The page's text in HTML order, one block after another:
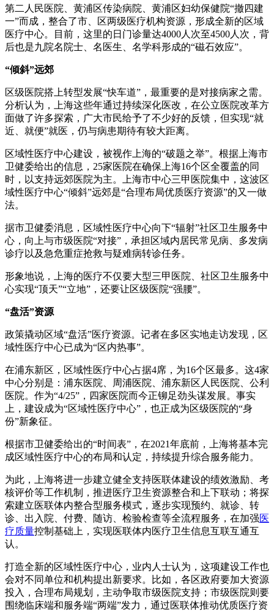
第二人民医院、黄浦区传染病院、黄浦区妇幼保健院“撤四建
一”而成，整合了市、区两级医疗机构资源，形成全新的区域
医疗中心。目前，这里的日门诊量达4000人次至4500人次，背
后也是九院名院士、名医生、名学科形成的“磁石效应”。
“倾斜”远郊
区级医院搭上转型发展“快车道”，最重要的是对接病家之需。
分析认为，上海这些年通过持续深化医改，在公立医院改革方
面做了许多探索，广大市民给予了不少好的反馈，但实现“就
近、就便”就医，仍与病患期待有较大距离。
区域性医疗中心建设，被视作上海的“破题之举”。根据上海市
卫健委给出的信息，25家医院在确保上海16个区全覆盖的同
时，以支持远郊医院为主。上海市中心三甲医院集中，这波区
域性医疗中心“倾斜”远郊是“合理布局优质医疗资源”的又一做
法。
据市卫健委消息，区域性医疗中心向下“辐射”社区卫生服务中
心，向上与市级医院“对接”，承担区域内居民常见病、多发病
诊疗以及急危重症抢救与疑难病转诊任务。
形象地说，上海的医疗不仅要大型三甲医院、社区卫生服务中
心实现“顶天”“立地”，还要让区级医院“强腰”。
“盘活”资源
政策撬动区域“盘活”医疗资源。记者在多区实地走访发现，区
域性医疗中心已成为“区内热事”。
在浦东新区，区域性医疗中心占据4席，为16个区最多。这4家
中心分别是：浦东医院、周浦医院、浦东新区人民医院、公利
医院。作为“4/25”，四家医院而今正铆足劲头谋发展。事实
上，建设成为“区域性医疗中心”，也正成为区级医院的“身
份”新象征。
根据市卫健委给出的“时间表”，在2021年底前，上海将基本完
成区域性医疗中心的布局和认定，持续提升综合服务能力。
为此，上海将进一步建立健全支持医联体建设的绩效激励、考
核评价等工作机制，推进医疗卫生资源整合和上下联动；将探
索建立医联体内整合型服务模式，逐步实现预约、就诊、转
诊、出入院、付费、随访、检验检查等全流程服务，在加强医
疗质量控制基础上，实现医联体内医疗卫生信息互联互通互
认。
打造全新的区域性医疗中心，业内人士认为，这项建设工作也
会对不同单位和机构提出新要求。比如，各区政府要加大资源
投入，合理布局规划，主动争取市级医院支持；市级医院则要
围绕临床端和服务端“两端”发力，通过医联体推动优质医疗资